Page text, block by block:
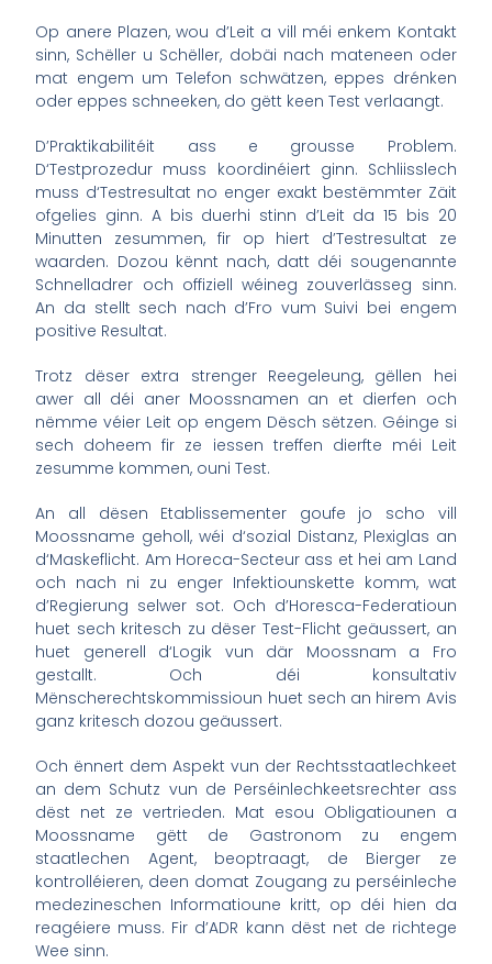
Op anere Plazen, wou d’Leit a vill méi enkem Kontakt
sinn, Schëller u Schëller, dobäi nach mateneen oder
mat engem um Telefon schwätzen, eppes drénken
oder eppes schneeken, do gëtt keen Test verlaangt.
D’Praktikabilitéit ass e grousse Problem.
D‘Testprozedur muss koordinéiert ginn. Schliisslech
muss d‘Testresultat no enger exakt bestëmmter Zäit
ofgelies ginn. A bis duerhi stinn d’Leit da 15 bis 20
Minutten zesummen, fir op hiert d’Testresultat ze
waarden. Dozou kënnt nach, datt déi sougenannte
Schnelladrer och offiziell wéineg zouverlässeg sinn.
An da stellt sech nach d’Fro vum Suivi bei engem
positive Resultat.
Trotz dëser extra strenger Reegeleung, gëllen hei
awer all déi aner Moossnamen an et dierfen och
nëmme véier Leit op engem Dësch sëtzen. Géinge si
sech doheem fir ze iessen treffen dierfte méi Leit
zesumme kommen, ouni Test.
An all dësen Etablissementer goufe jo scho vill
Moossname geholl, wéi d‘sozial Distanz, Plexiglas an
d‘Maskeflicht. Am Horeca-Secteur ass et hei am Land
och nach ni zu enger Infektiounskette komm, wat
d’Regierung selwer sot. Och d’Horesca-Federatioun
huet sech kritesch zu dëser Test-Flicht geäussert, an
huet generell d‘Logik vun där Moossnam a Fro
gestallt. Och déi konsultativ
Mënscherechtskommissioun huet sech an hirem Avis
ganz kritesch dozou geäussert.
Och ënnert dem Aspekt vun der Rechtsstaatlechkeet
an dem Schutz vun de Perséinlechkeetsrechter ass
dëst net ze vertrieden. Mat esou Obligatiounen a
Moossname gëtt de Gastronom zu engem
staatlechen Agent, beoptraagt, de Bierger ze
kontrolléieren, deen domat Zougang zu perséinleche
medezineschen Informatioune kritt, op déi hien da
reagéiere muss. Fir d’ADR kann dëst net de richtege
Wee sinn.